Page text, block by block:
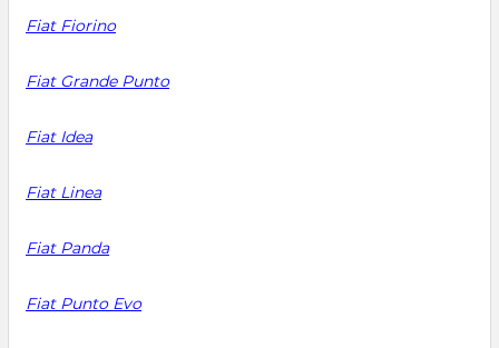
Fiat Fiorino
Fiat Grande Punto
Fiat Idea
Fiat Linea
Fiat Panda
Fiat Punto Evo